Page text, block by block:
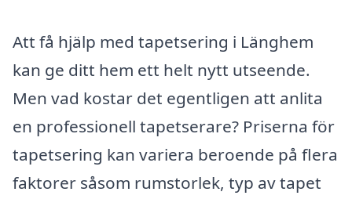
Att få hjälp med tapetsering i Länghem
kan ge ditt hem ett helt nytt utseende.
Men vad kostar det egentligen att anlita
en professionell tapetserare? Priserna för
tapetsering kan variera beroende på flera
faktorer såsom rumstorlek, typ av tapet